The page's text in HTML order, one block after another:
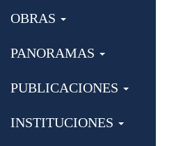
OBRAS
PANORAMAS
PUBLICACIONES
INSTITUCIONES